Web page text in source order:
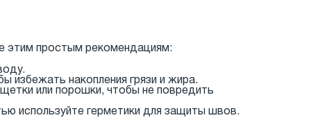
этим простым рекомендациям:
избежать накопления грязи и жира.
или порошки, чтобы не повредить
используйте герметики для защиты швов.